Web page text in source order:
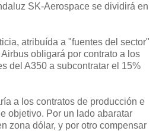
SK-Aerospace se dividirá en
atribuída a "fuentes del sector"
obligará por contrato a los
del A350 a subcontratar el 15%
a los contratos de producción e
objetivo. Por un lado abaratar
zona dólar, y por otro compensar